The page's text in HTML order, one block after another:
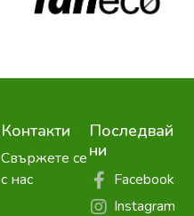
Контакти
Свържете се
с нас
Последвай
ни
Facebook
Instagram